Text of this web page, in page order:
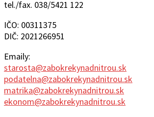
tel./fax. 038/5421 122
IČO: 00311375
DIČ: 2021266951
Emaily:
starosta@zabokrekynadnitrou.sk
podatelna@zabokrekynadnitrou.sk
matrika@zabokrekynadnitrou.sk
ekonom@zabokrekynadnitrou.sk